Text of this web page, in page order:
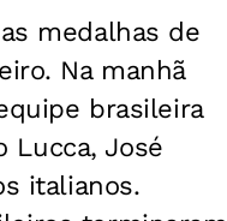
medalhas de
Na manhã
brasileira
Lucca, José
italianos.